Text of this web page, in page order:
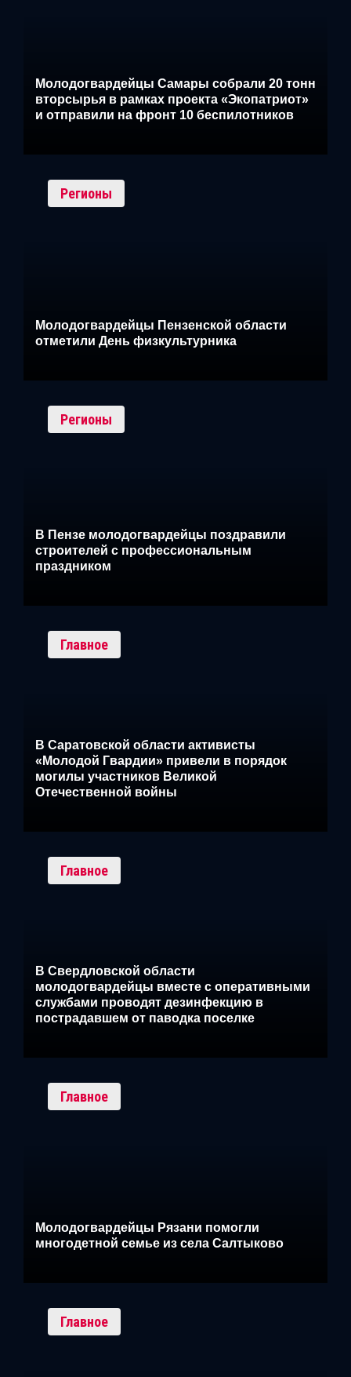
Молодогвардейцы Самары собрали 20 тонн
вторсырья в рамках проекта «Экопатриот»
и отправили на фронт 10 беспилотников
Регионы
Молодогвардейцы Пензенской области
отметили День физкультурника
Регионы
В Пензе молодогвардейцы поздравили
строителей с профессиональным
праздником
Главное
В Саратовской области активисты
«Молодой Гвардии» привели в порядок
могилы участников Великой
Отечественной войны
Главное
В Свердловской области
молодогвардейцы вместе с оперативными
службами проводят дезинфекцию в
пострадавшем от паводка поселке
Главное
Молодогвардейцы Рязани помогли
многодетной семье из села Салтыково
Главное